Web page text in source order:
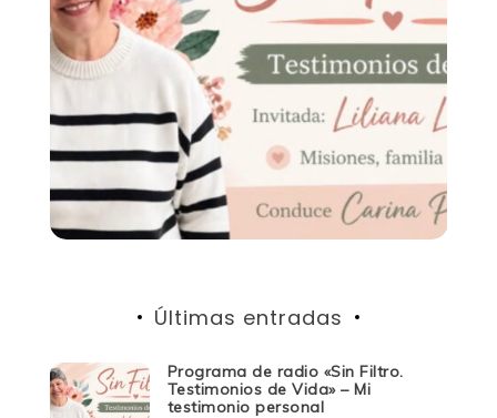
Últimas entradas
Programa de radio «Sin Filtro.
Testimonios de Vida» – Mi
testimonio personal